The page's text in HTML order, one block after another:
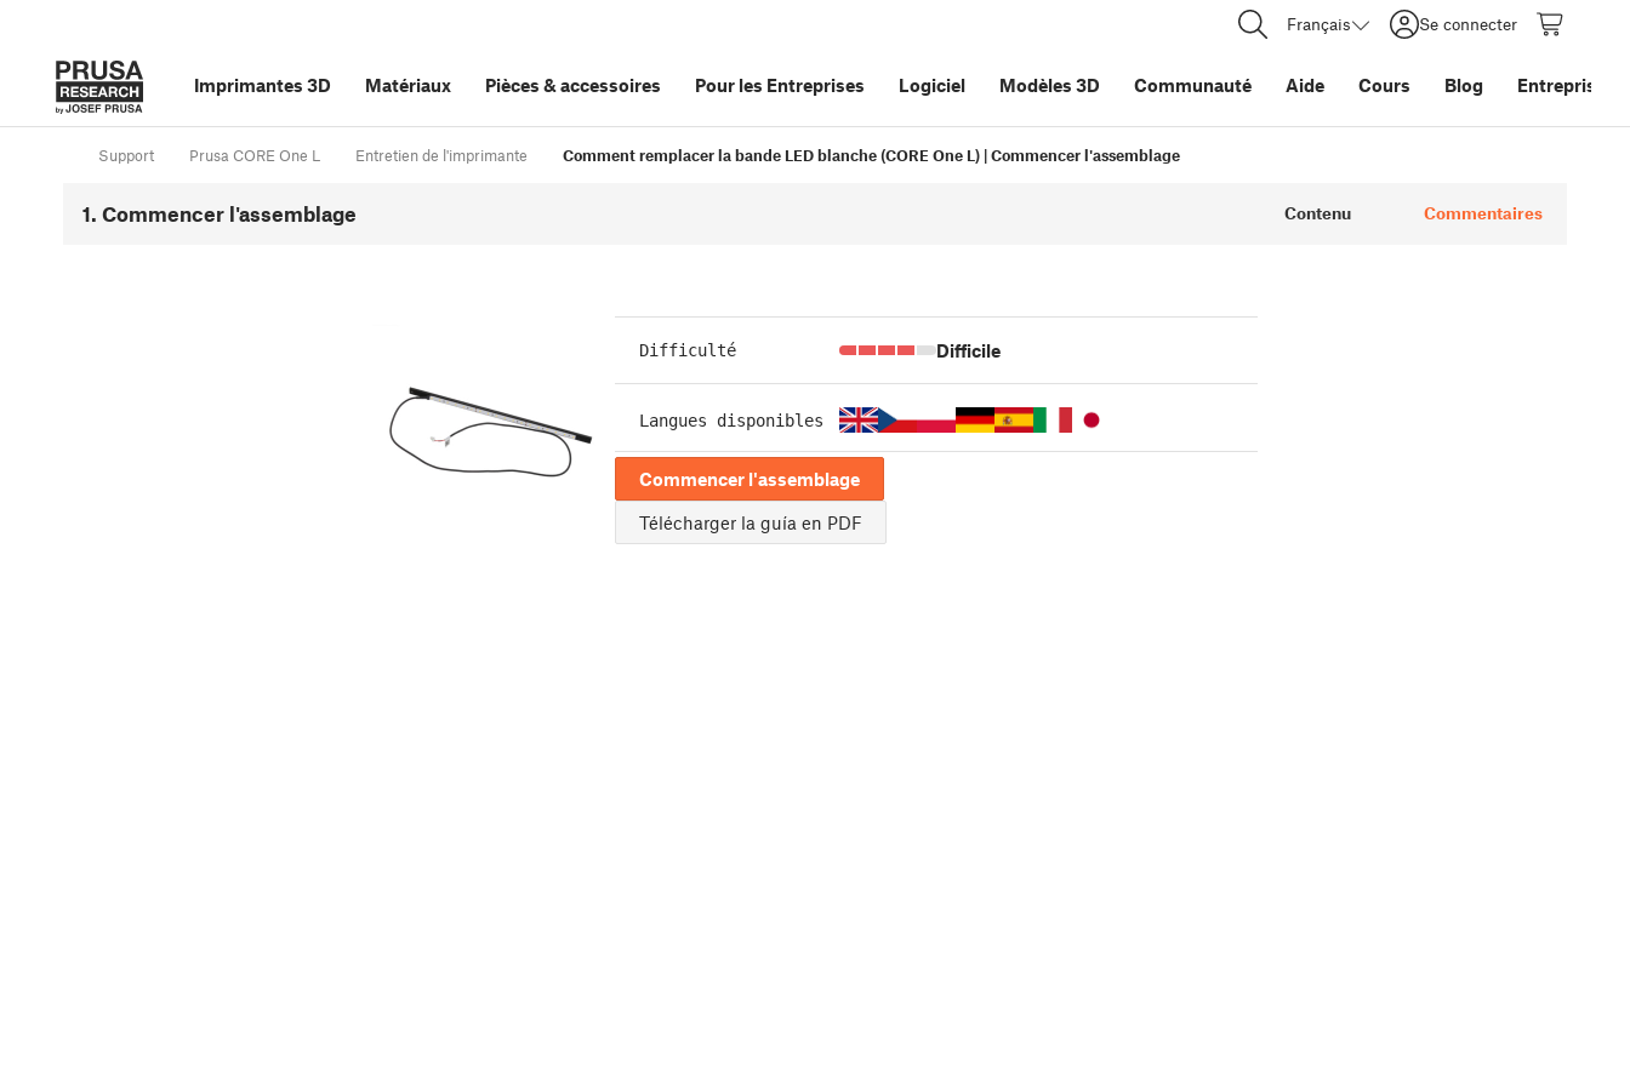
Français Se connecter
Imprimantes 3D Matériaux Pièces &accessoires Pour les Entreprises Logiciel Modèles 3D Communauté Aide Cours Blog Entreprise
Support Prusa CORE One L Entretien de l'imprimante Comment remplacer la bande LED blanche (CORE One L) | Commencer l'assemblage
1. Commencer l'assemblage Contenu Commentaires
Difficulté Difficile
Langues disponibles
Commencer l'assemblage
Télécharger la guía en PDF